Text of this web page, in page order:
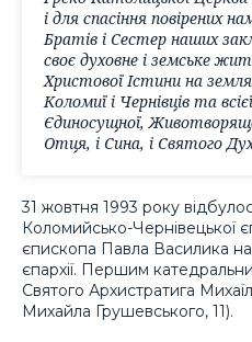
і для спасіння повірених
Братів і Сестер наших
своє духовне і земське
Христової Істини на
Коломиї і Чернівців та
Єдиносущної,
Отця, і Сина, і Святого
31 жовтня 1993 року
Коломийсько-Чернівецької
єпископа Павла Василика на
єпархії. Першим
Святого Архистратига
Михайла Грушевського, 11).